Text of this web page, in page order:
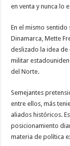
en venta y nunca lo
En el mismo
Dinamarca, Mette
deslizado la idea
militar
del Norte.
Semejantes
entre ellos, más
aliados históricos.
posicionamiento
materia de política